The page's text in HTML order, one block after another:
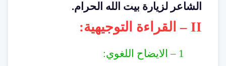
الشاعر لزيارة بيت الله الحرام.
II – القراءة التوجيهية:
1 – الايضاح اللغوي: